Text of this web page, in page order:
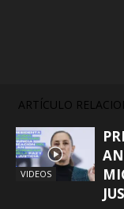
ARTÍCULO
VIDEOS